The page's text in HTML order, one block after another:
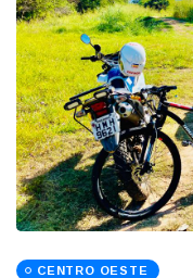
CENTRO OESTE